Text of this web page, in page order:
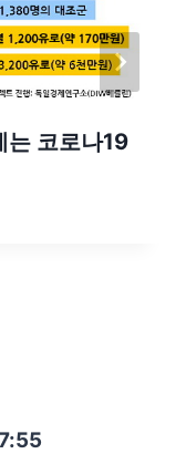
는 코로나19